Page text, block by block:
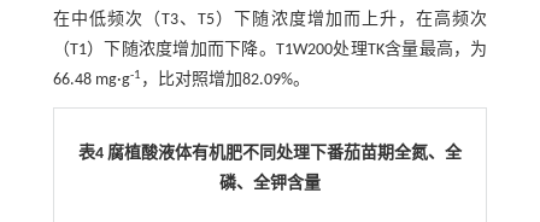
在中低频次（T3、T5）下随浓度增加而上升，在高频次
（T1）下随浓度增加而下降。T1W200处理TK含量最高，为
66.48 mg·g-1 ，比对照增加82.09%。
表4 腐植酸液体有机肥不同处理下番茄苗期全氮、全
磷、全钾含量